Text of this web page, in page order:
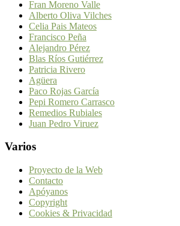
Fran Moreno Valle
Alberto Oliva Vilches
Celia Pais Mateos
Francisco Peña
Alejandro Pérez
Blas Ríos Gutiérrez
Patricia Rivero
Agüera
Paco Rojas García
Pepi Romero Carrasco
Remedios Rubiales
Juan Pedro Viruez
Varios
Proyecto de la Web
Contacto
Apóyanos
Copyright
Cookies & Privacidad